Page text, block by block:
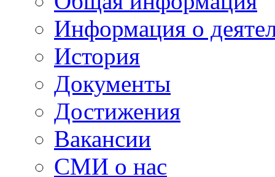
Информация о
История
Документы
Достижения
Вакансии
СМИ о нас